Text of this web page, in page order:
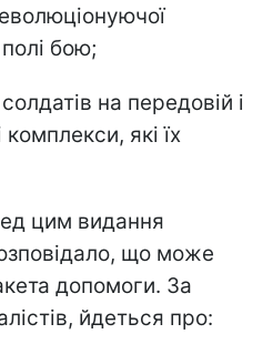
бою;
на передовій і
комплекси, які їх
цим видання
що може
допомоги. За
йдеться про: